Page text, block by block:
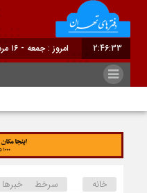
2:46:33 برابر با : Friday - 7 August - 2026
خانه سرخط خبرها